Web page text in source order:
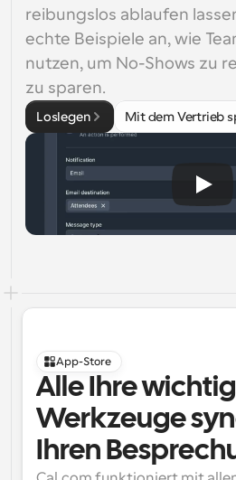
reibungslos ablaufen
echte Beispiele an, wie
nutzen, um No-Shows zu
zu sparen.
Loslegen Mit dem Vertrieb
App-Store
Alle Ihre
Werkzeuge
Ihren